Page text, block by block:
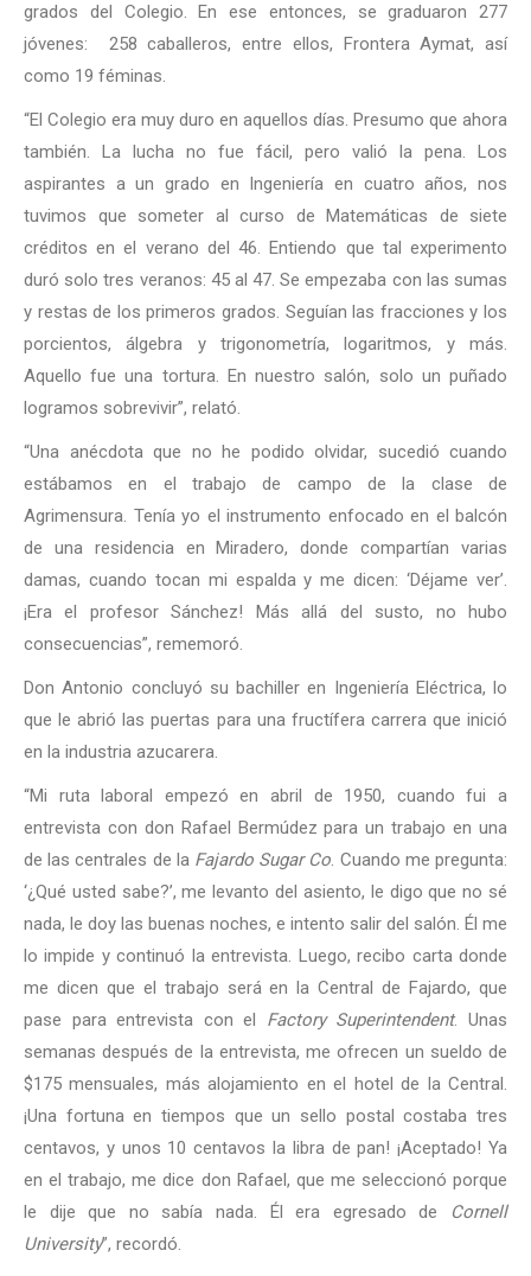
grados del Colegio. En ese entonces, se graduaron 277
jóvenes: 258 caballeros, entre ellos, Frontera Aymat, así
como 19 féminas.
“El Colegio era muy duro en aquellos días. Presumo que ahora
también. La lucha no fue fácil, pero valió la pena. Los
aspirantes a un grado en Ingeniería en cuatro años, nos
tuvimos que someter al curso de Matemáticas de siete
créditos en el verano del 46. Entiendo que tal experimento
duró solo tres veranos: 45 al 47. Se empezaba con las sumas
y restas de los primeros grados. Seguían las fracciones y los
porcientos, álgebra y trigonometría, logaritmos, y más.
Aquello fue una tortura. En nuestro salón, solo un puñado
logramos sobrevivir”, relató.
“Una anécdota que no he podido olvidar, sucedió cuando
estábamos en el trabajo de campo de la clase de
Agrimensura. Tenía yo el instrumento enfocado en el balcón
de una residencia en Miradero, donde compartían varias
damas, cuando tocan mi espalda y me dicen: ‘Déjame ver’.
¡Era el profesor Sánchez! Más allá del susto, no hubo
consecuencias”, rememoró.
Don Antonio concluyó su bachiller en Ingeniería Eléctrica, lo
que le abrió las puertas para una fructífera carrera que inició
en la industria azucarera.
“Mi ruta laboral empezó en abril de 1950, cuando fui a
entrevista con don Rafael Bermúdez para un trabajo en una
de las centrales de la Fajardo Sugar Co. Cuando me pregunta:
‘¿Qué usted sabe?’, me levanto del asiento, le digo que no sé
nada, le doy las buenas noches, e intento salir del salón. Él me
lo impide y continuó la entrevista. Luego, recibo carta donde
me dicen que el trabajo será en la Central de Fajardo, que
pase para entrevista con el Factory Superintendent. Unas
semanas después de la entrevista, me ofrecen un sueldo de
$175 mensuales, más alojamiento en el hotel de la Central.
¡Una fortuna en tiempos que un sello postal costaba tres
centavos, y unos 10 centavos la libra de pan! ¡Aceptado! Ya
en el trabajo, me dice don Rafael, que me seleccionó porque
le dije que no sabía nada. Él era egresado de
Cornell
University”, recordó.